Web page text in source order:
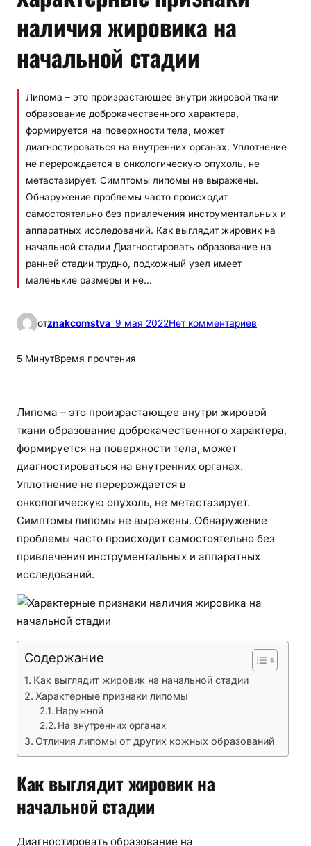
наличия жировика на
начальной стадии
Липома – это произрастающее внутри жировой ткани
образование доброкачественного характера,
формируется на поверхности тела, может
диагностироваться на внутренних органах. Уплотнение
не перерождается в онкологическую опухоль, не
метастазирует. Симптомы липомы не выражены.
Обнаружение проблемы часто происходит
самостоятельно без привлечения инструментальных и
аппаратных исследований. Как выглядит жировик на
начальной стадии Диагностировать образование на
ранней стадии трудно, подкожный узел имеет
маленькие размеры и не…
отznakcomstva_ 9 мая 2022Нет комментариев
п
р
и
а
и
н
а
и
я
5 МинутВремя прочтения
Липома – это произрастающее внутри жировой
ткани образование доброкачественного характера,
формируется на поверхности тела, может
диагностироваться на внутренних органах.
Уплотнение не перерождается в
онкологическую опухоль, не метастазирует.
Симптомы липомы не выражены. Обнаружение
проблемы часто происходит самостоятельно без
привлечения инструментальных и аппаратных
исследований.
Содержание
Как выглядит жировик на начальной стадии
Характерные признаки липомы
Наружной
На внутренних органах
Отличия липомы от других кожных образований
Как выглядит жировик на
начальной стадии
Диагностировать образование на